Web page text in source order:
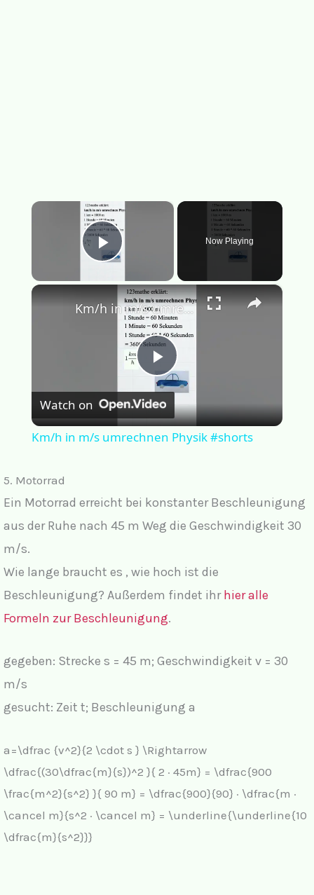
×
Play Video
Now Playing
×
P
l
y
d
e
o
Km/h in m/s umrechnen Physik #shorts
Watch on
Km/h in m/s umrechnen Physik #shorts
5. Motorrad
Ein Motorrad erreicht bei konstanter Beschleunigung
aus der Ruhe nach 45 m Weg die Geschwindigkeit 30
m/s.
Wie lange braucht es , wie hoch ist die
Beschleunigung? Außerdem findet ihrhier alle
Formeln zur Beschleunigung.
gegeben: Strecke s = 45 m; Geschwindigkeit v = 30
m/s
gesucht: Zeit t; Beschleunigung a
a=\dfrac {v^2}{2 \cdot s } \Rightarrow
\dfrac{(30\dfrac{m}{s})^2 }{ 2 · 45m} = \dfrac{900
\frac{m^2}{s^2} }{ 90 m} = \dfrac{900}{90} · \dfrac{m ·
\cancel m}{s^2 · \cancel m} = \underline{\underline{10
\dfrac{m}{s^2}}}